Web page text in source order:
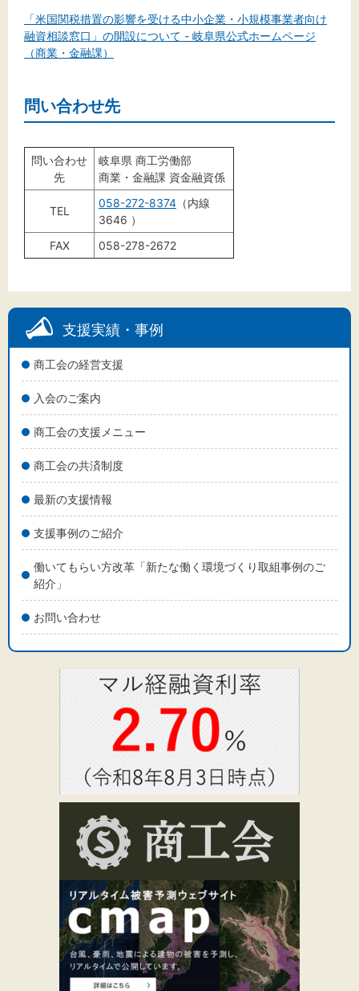
支援実績・事例
商工会の経営支援
入会のご案内
商工会の支援メニュー
商工会の共済制度
最新の支援情報
支援事例のご紹介
働いてもらい方改革「新たな働く環境づくり取組事例のご
紹介」
お問い合わせ
「米国関税措置の影響を受ける中小企業・小規模事業者向け
融資相談窓口」の開設について - 岐阜県公式ホームページ
（商業・金融課）
問い合わせ先
問い合わせ
先
岐阜県 商工労働部
商業・金融課 資金融資係
TEL
058-272-8374 （内線
3646 ）
FAX
058-278-2672